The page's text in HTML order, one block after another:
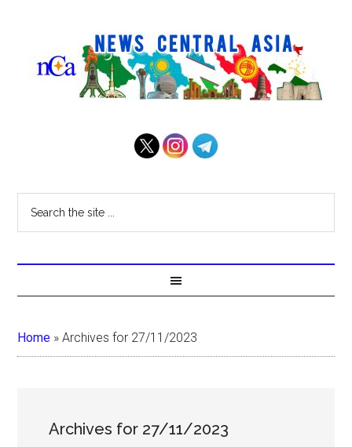
Home »Archives for 27/11/2023
Archives for 27/11/2023